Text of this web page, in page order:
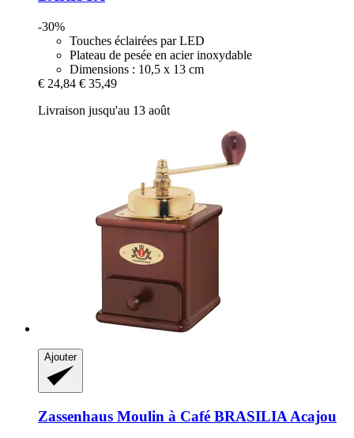
-30%
Touches éclairées par LED
Plateau de pesée en acier inoxydable
Dimensions : 10,5 x 13 cm
€ 24,84 € 35,49
Livraison jusqu'au 13 août
Ajouter
Zassenhaus Moulin à Café BRASILIA Acajou